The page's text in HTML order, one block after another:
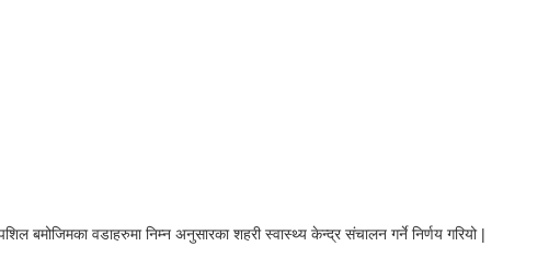
बमोजिमका वडाहरुमा निम्न अनुसारका शहरी स्वास्थ्य केन्द्र संचालन गर्ने निर्णय गरियो |